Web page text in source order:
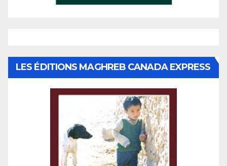
LES ÉDITIONS MAGHREB CANADA EXPRESS